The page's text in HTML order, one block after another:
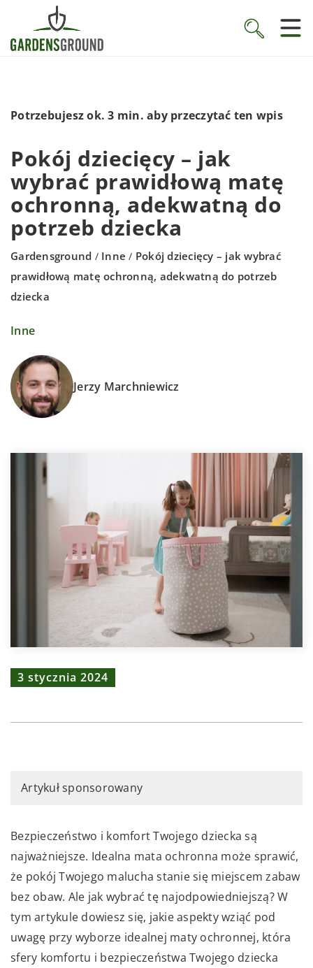
Potrzebujesz ok. 3 min. aby przeczytać ten wpis
Pokój dziecięcy – jak
wybrać prawidłową matę
ochronną, adekwatną do
potrzeb dziecka
Gardensground / Inne / Pokój dziecięcy – jak wybrać
prawidłową matę ochronną, adekwatną do potrzeb
dziecka
Inne
Jerzy Marchniewicz
3 stycznia 2024
Artykuł sponsorowany
Bezpieczeństwo i komfort Twojego dziecka są
najważniejsze. Idealna mata ochronna może sprawić,
że pokój Twojego malucha stanie się miejscem zabaw
bez obaw. Ale jak wybrać tę najodpowiedniejszą? W
tym artykule dowiesz się, jakie aspekty wziąć pod
uwagę przy wyborze idealnej maty ochronnej, która
sfery komfortu i bezpieczeństwa Twojego dziecka